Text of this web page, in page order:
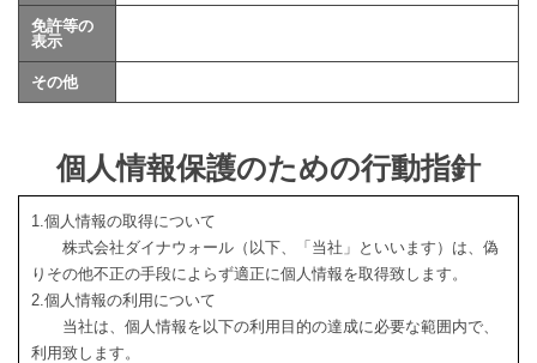
免許等の
表示
その他
個人情報保護のための行動指針
1.個人情報の取得について
株式会社ダイナウォール（以下、「当社」といいます）は、偽
りその他不正の手段によらず適正に個人情報を取得致します。
2.個人情報の利用について
当社は、個人情報を以下の利用目的の達成に必要な範囲内で、
利用致します。